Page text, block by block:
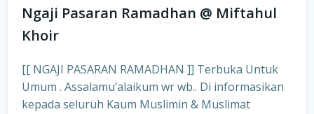
Ngaji Pasaran Ramadhan @ Miftahul
Khoir
[[ NGAJI PASARAN RAMADHAN ]] Terbuka Untuk
Umum . Assalamu’alaikum wr wb.. Di informasikan
kepada seluruh Kaum Muslimin & Muslimat